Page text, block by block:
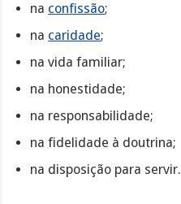
na confissão;
na caridade;
na vida familiar;
na honestidade;
na responsabilidade;
na fidelidade à doutrina;
na disposição para servir.